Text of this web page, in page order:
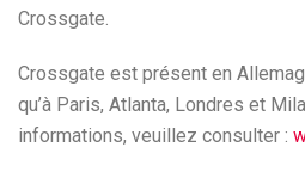
Crossgate.
Crossgate est présent en
qu’à Paris, Atlanta, Londres et
informations, veuillez consulter :